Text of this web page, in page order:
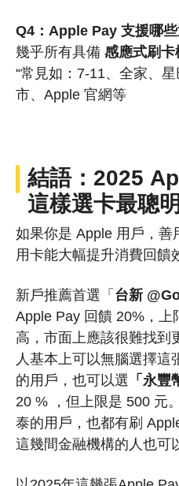
Q4：Apple Pay 支援哪些
幾乎所有具備 感應式刷卡
“常見如：7-11、全家、
市、Apple 官網等
結語：2025
這樣選卡最聰明
如果你是 Apple 用戶，
用卡能大幅提升消費回饋
新戶推薦首選「 台新
Apple Pay 回饋 20%，上
高，市面上應該很難找到
人基本上可以無腦選擇這
的用戶，也可以選 「永豐
20 % ，但上限是 500 元
泰的用戶，也都有刷
這幾間金融機構的人也可